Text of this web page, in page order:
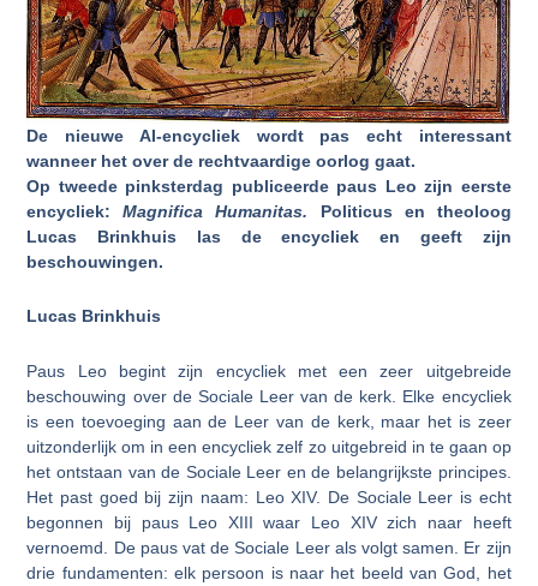
De nieuwe AI-encycliek wordt pas echt interessant
wanneer het over de rechtvaardige oorlog gaat.
Op tweede pinksterdag publiceerde paus Leo zijn eerste
encycliek:Magnifica Humanitas. Politicus en theoloog
Lucas Brinkhuis las de encycliek en geeft zijn
beschouwingen.
Lucas Brinkhuis
Paus Leo begint zijn encycliek met een zeer uitgebreide
beschouwing over de Sociale Leer van de kerk. Elke encycliek
is een toevoeging aan de Leer van de kerk, maar het is zeer
uitzonderlijk om in een encycliek zelf zo uitgebreid in te gaan op
het ontstaan van de Sociale Leer en de belangrijkste principes.
Het past goed bij zijn naam: Leo XIV. De Sociale Leer is echt
begonnen bij paus Leo XIII waar Leo XIV zich naar heeft
vernoemd. De paus vat de Sociale Leer als volgt samen. Er zijn
drie fundamenten: elk persoon is naar het beeld van God, het